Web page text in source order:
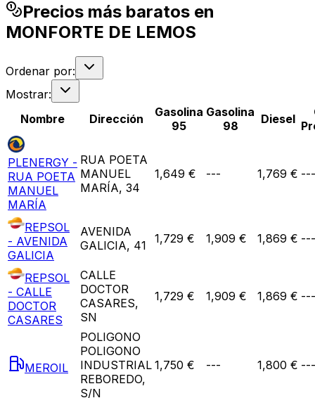
Precios más baratos en
MONFORTE DE LEMOS
Ordenar por:
Mostrar:
Nombre
Dirección
Gasolina
95
Gasolina
98
Diesel
PLENERGY -
RUA POETA
MANUEL
MARÍA
RUA POETA
MANUEL
MARÍA, 34
1,649 € --- 1,769 € ---
REPSOL
- AVENIDA
GALICIA
AVENIDA
GALICIA, 41
1,729 € 1,909 € 1,869 € ---
REPSOL
- CALLE
DOCTOR
CASARES
CALLE
DOCTOR
CASARES,
SN
1,729 € 1,909 € 1,869 € ---
MEROIL
POLIGONO
POLIGONO
INDUSTRIAL
REBOREDO,
S/N
1,750 € --- 1,800 € ---